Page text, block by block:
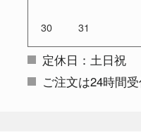
30 31
定休日：土日祝
ご注文は24時間